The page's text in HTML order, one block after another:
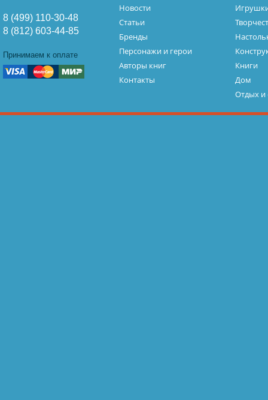
8 (499) 110-30-48
8 (812) 603-44-85
Принимаем к оплате
Новости
Статьи
Бренды
Персонажи и герои
Авторы книг
Контакты
Книги
Дом
Отдых и